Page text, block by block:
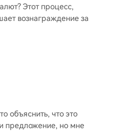
Этот процесс,
вознаграждение за
объяснить, что это
предложение, но мне